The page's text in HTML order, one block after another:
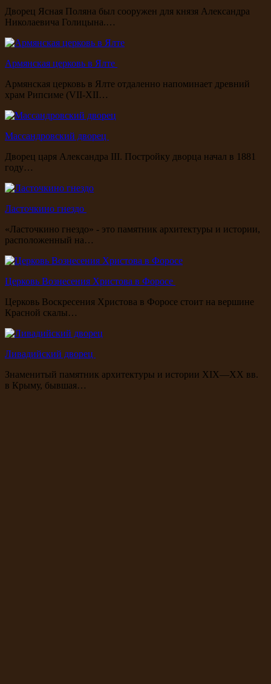
Дворец Ясная Поляна был сооружен для князя Александра
Николаевича Голицына.…
Армянская церковь в Ялте
Армянская церковь в Ялте отдаленно напоминает древний
храм Рипсиме (VII-XII…
Массандровский дворец
Дворец царя Александра III. Постройку дворца начал в 1881
году…
Ласточкино гнездо
«Ласточкино гнездо» - это памятник архитектуры и истории,
расположенный на…
Церковь Вознесения Христова в Форосе
Церковь Воскресения Христова в Форосе стоит на вершине
Красной скалы…
Ливадийский дворец
Знаменитый памятник архитектуры и истории XIX—XX вв.
в Крыму, бывшая…